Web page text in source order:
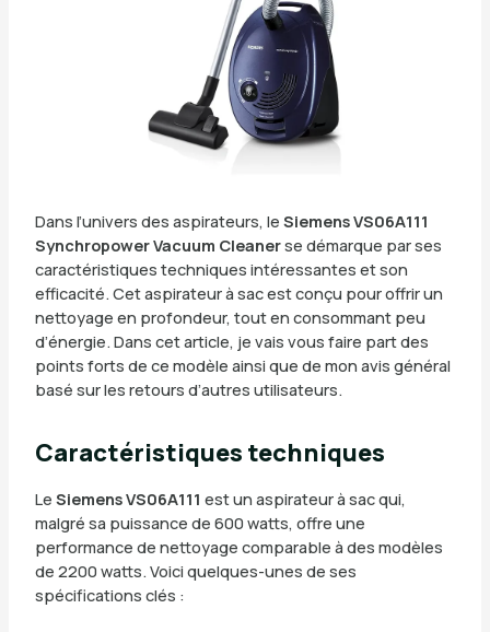
Dans l’univers des aspirateurs, le Siemens VS06A111
Synchropower Vacuum Cleanerse démarque par ses
caractéristiques techniques intéressantes et son
efficacité. Cet aspirateur à sac est conçu pour offrir un
nettoyage en profondeur, tout en consommant peu
d’énergie. Dans cet article, je vais vous faire part des
points forts de ce modèle ainsi que de mon avis général
basé sur les retours d’autres utilisateurs.
Caractéristiques techniques
Le Siemens VS06A111 est un aspirateur à sac qui,
malgré sa puissance de 600 watts, offre une
performance de nettoyage comparable à des modèles
de 2200 watts. Voici quelques-unes de ses
spécifications clés :